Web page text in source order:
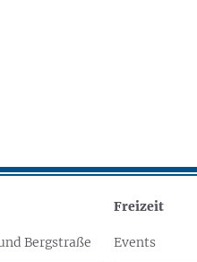
Bergstraße
Freizeit
Events